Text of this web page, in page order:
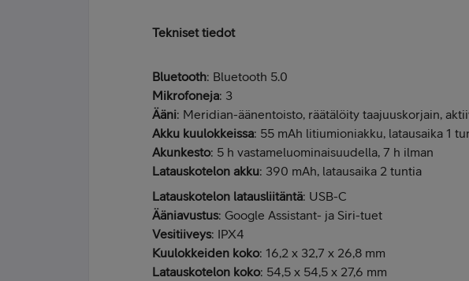
Tekniset tiedot
Bluetooth: Bluetooth 5.0
Mikrofoneja: 3
Ääni: Meridian-äänentoisto, räätälöity taajuuskorjain,
Akku kuulokkeissa: 55 mAh litiumioniakku, latausaika 1
Akunkesto: 5 h vastameluominaisuudella, 7 h ilman
Latauskotelon akku: 390 mAh, latausaika 2 tuntia
Latauskotelon latausliitäntä: USB-C
Ääniavustus: Google Assistant- ja Siri-tuet
Vesitiiveys: IPX4
Kuulokkeiden koko: 16,2 x 32,7 x 26,8 mm
Latauskotelon koko: 54,5 x 54,5 x 27,6 mm